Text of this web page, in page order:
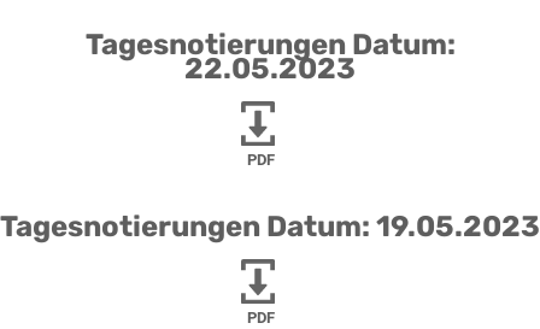
Tagesnotierungen Datum:
22.05.2023
PDF
Tagesnotierungen Datum: 19.05.2023
PDF